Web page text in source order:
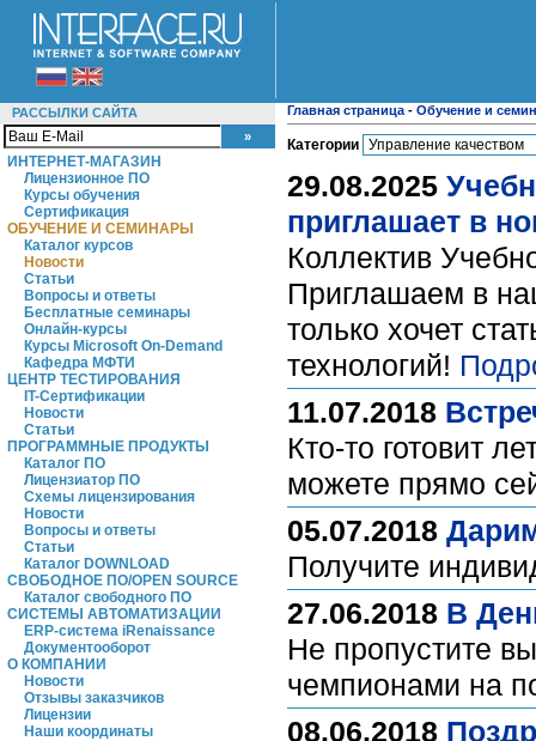
РАССЫЛКИ САЙТА
ИНТЕРНЕТ-МАГАЗИН
Лицензионное ПО
Курсы обучения
Сертификация
ОБУЧЕНИЕ И СЕМИНАРЫ
Каталог курсов
Новости
Статьи
Вопросы и ответы
Бесплатные семинары
Онлайн-курсы
Курсы Microsoft On-Demand
Кафедра МФТИ
ЦЕНТР ТЕСТИРОВАНИЯ
IT-Сертификации
Новости
Статьи
ПРОГРАММНЫЕ ПРОДУКТЫ
Каталог ПО
Лицензиатор ПО
Схемы лицензирования
Новости
Вопросы и ответы
Статьи
Каталог DOWNLOAD
СВОБОДНОЕ ПО/OPEN SOURCE
Каталог свободного ПО
СИСТЕМЫ АВТОМАТИЗАЦИИ
ERP-система iRenaissance
Документооборот
О КОМПАНИИ
Новости
Отзывы заказчиков
Лицензии
Наши координаты
Главная страница - Обучение и
Категории
29.08.2025
приглашает в
Коллектив
Приглашаем в
только хочет
технологий!
11.07.2018
Кто-то готовит
можете прямо
05.07.2018
Получите
27.06.2018 В
Не пропустите
чемпионами на
08.06.2018